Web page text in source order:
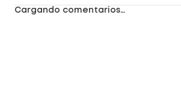
Cargando comentarios…